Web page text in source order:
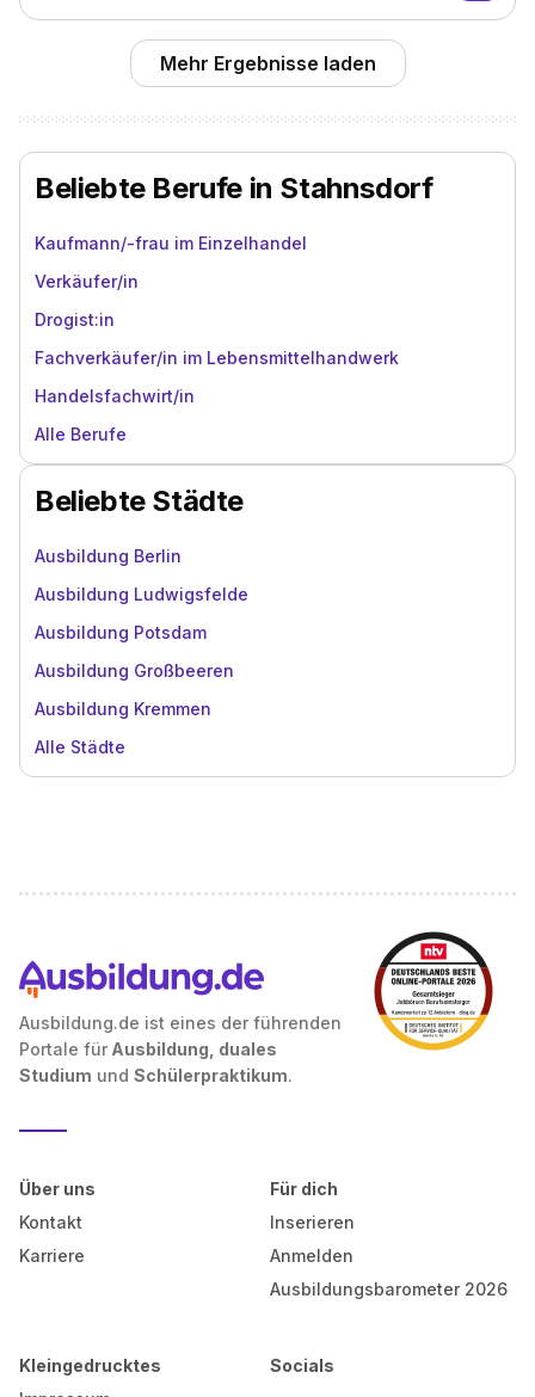
Mehr Ergebnisse laden
Beliebte Berufe in Stahnsdorf
Kaufmann/-frau im Einzelhandel
Verkäufer/in
Drogist:in
Fachverkäufer/in im Lebensmittelhandwerk
Handelsfachwirt/in
Alle Berufe
Beliebte Städte
Ausbildung Berlin
Ausbildung Ludwigsfelde
Ausbildung Potsdam
Ausbildung Großbeeren
Ausbildung Kremmen
Alle Städte
Ausbildung.de ist eines der führenden
Portale für Ausbildung, duales
Studium und Schülerpraktikum.
Über uns
Kontakt
Karriere
Für dich
Inserieren
Anmelden
Ausbildungsbarometer 2026
Kleingedrucktes
Socials